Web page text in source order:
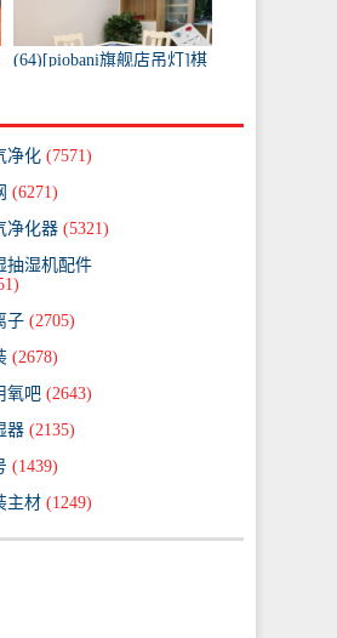
(64)[piobani旗舰店吊灯]棋
仅售780元
净化 (7571)
(6271)
净化器 (5321)
抽湿机配件
子 (2705)
(2678)
氧吧 (2643)
器 (2135)
(1439)
主材 (1249)